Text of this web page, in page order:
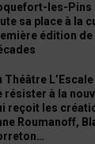
les-Pins
sa place à la
édition
Théâtre
résister à la
reçoit les
Roumanoff,